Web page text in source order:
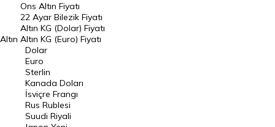
Döviz Kuru
Dolar Kuru
Euro Kuru
Pound Kuru
Frank Kuru
Riyal Kuru
Avustralya Doları
Altın
Ons Altın Fiyatı
22 Ayar Bilezik Fiyatı
Altın KG (Dolar) Fiyatı
Altın KG (Euro) Fiyatı
Dolar
Euro
Sterlin
Kanada Doları
İsviçre Frangı
Rus Rublesi
Suudi Riyali